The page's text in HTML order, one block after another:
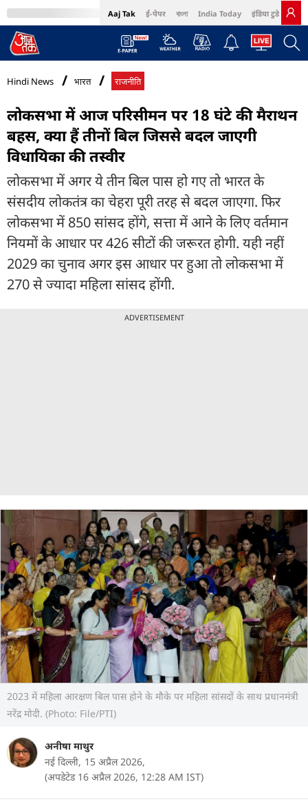
Aaj Tak ई-पेपर বাংলা India Today इंडिया टुडे हिंदी
MumbaiTak Cosmopolitan Harper's Bazaar Northeast
Hindi News भारत राजनीति
लोकसभा में आज परिसीमन पर 18 घंटे की मैराथन
बहस, क्या हैं तीनों बिल जिससे बदल जाएगी
विधायिका की तस्वीर
लोकसभा में अगर ये तीन बिल पास हो गए तो भारत के
संसदीय लोकतंत्र का चेहरा पूरी तरह से बदल जाएगा. फिर
लोकसभा में 850 सांसद होंगे, सत्ता में आने के लिए वर्तमान
नियमों के आधार पर 426 सीटों की जरूरत होगी. यही नहीं
2029 का चुनाव अगर इस आधार पर हुआ तो लोकसभा में
270 से ज्यादा महिला सांसद होंगी.
ADVERTISEMENT
2023 में महिला आरक्षण बिल पास होने के मौके पर महिला सांसदों के साथ प्रधानमंत्री
नरेंद्र मोदी. (Photo: File/PTI)
अनीषा माथुर
नई दिल्ली, 15 अप्रैल 2026,
(अपडेटेड 16 अप्रैल 2026, 12:28 AM IST)